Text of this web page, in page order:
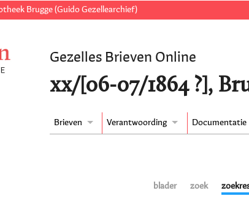
Brugge (Guido Gezellearchief)
Gezelles Brieven Online
xx/[06-07/1864 ?],
Brieven Verantwoording Documentatie
blader zoek